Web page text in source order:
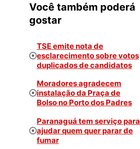
Você também poderá
gostar
TSE emite nota de
esclarecimento sobre votos
duplicados de candidatos
Moradores agradecem
instalação da Praça de
Bolso no Porto dos Padres
Paranaguá tem serviço para
ajudar quem quer parar de
fumar